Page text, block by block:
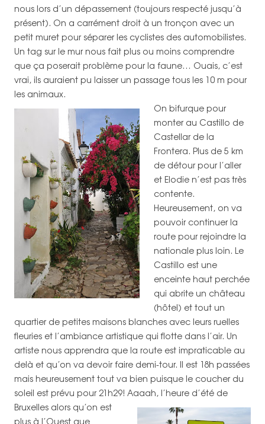
nous lors d’un dépassement (toujours respecté jusqu’à
présent). On a carrément droit à un tronçon avec un
petit muret pour séparer les cyclistes des automobilistes.
Un tag sur le mur nous fait plus ou moins comprendre
que ça poserait problème pour la faune… Ouais, c’est
vrai, ils auraient pu laisser un passage tous les 10 m pour
les animaux.
On bifurque pour
monter au Castillo de
Castellar de la
Frontera. Plus de 5 km
de détour pour l’aller
et Elodie n’est pas très
contente.
Heureusement, on va
pouvoir continuer la
route pour rejoindre la
nationale plus loin. Le
Castillo est une
enceinte haut perchée
qui abrite un château
(hôtel) et tout un
quartier de petites maisons blanches avec leurs ruelles
fleuries et l’ambiance artistique qui flotte dans l’air. Un
artiste nous apprendra que la route est impraticable au
delà et qu’on va devoir faire demi-tour. Il est 18h passées
mais heureusement tout va bien puisque le coucher du
soleil est prévu pour 21h29! Aaaah, l’heure d’été de
Bruxelles alors qu’on est
plus à l’Ouest que